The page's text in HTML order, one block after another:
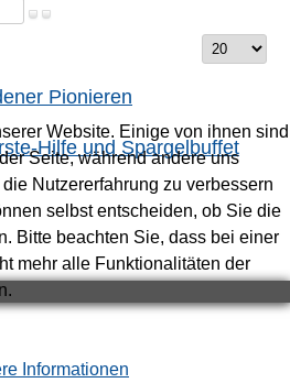
Anzeige
Pionieren
Hilfe und Spargelbuffet
Website. Einige von ihnen sind
Seite, während andere uns
Nutzererfahrung zu verbessern
selbst entscheiden, ob Sie die
Bitte beachten Sie, dass bei einer
mehr alle Funktionalitäten der
Informationen